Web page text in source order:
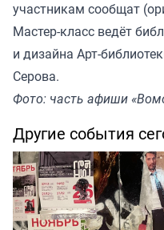
участникам сообщат
Мастер-класс ведёт
и дизайна Арт-
Серова.
Фото: часть афиши
Другие события